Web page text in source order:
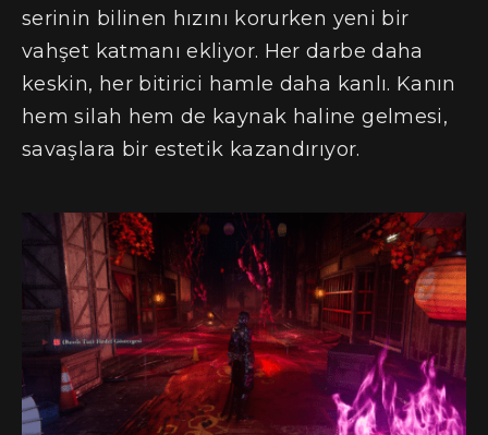
serinin bilinen hızını korurken yeni bir
vahşet katmanı ekliyor. Her darbe daha
keskin, her bitirici hamle daha kanlı. Kanın
hem silah hem de kaynak haline gelmesi,
savaşlara bir estetik kazandırıyor.